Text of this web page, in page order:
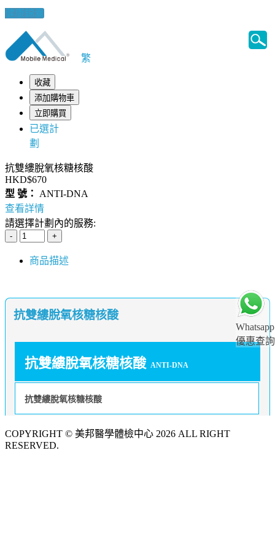
健康錦囊
Whatsapp
優惠查詢
繁
收藏
添加購物車
立即購買
已選計
劃
抗雙縷脫氧核糖核酸
HKD$670
型 號：
ANTI-DNA
查看詳情
請選擇計劃內的服務:
商品描述
抗雙縷脫氧核糖核酸
抗雙縷脫氧核糖核酸 ANTI-DNA
抗雙縷脫氧核糖核酸
COPYRIGHT © 美邦醫學體檢中心 2026 ALL RIGHT
RESERVED.